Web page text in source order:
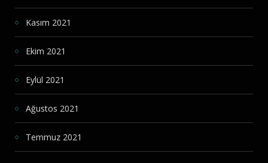
Kasım 2021
Ekim 2021
Eylül 2021
Ağustos 2021
Temmuz 2021